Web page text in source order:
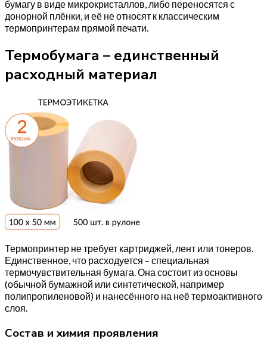
бумагу в виде микрокристаллов, либо переносятся с
донорной плёнки, и её не относят к классическим
термопринтерам прямой печати.
Термобумага – единственный
расходный материал
Термопринтер не требует картриджей, лент или тонеров.
Единственное, что расходуется – специальная
термочувствительная бумага. Она состоит из основы
(обычной бумажной или синтетической, например
полипропиленовой) и нанесённого на неё термоактивного
слоя.
Состав и химия проявления